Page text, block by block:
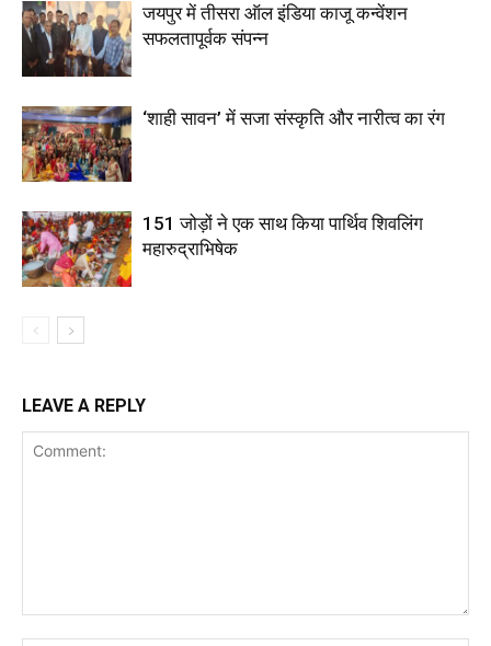
जयपुर में तीसरा ऑल इंडिया काजू कन्वेंशन
सफलतापूर्वक संपन्न
‘शाही सावन’ में सजा संस्कृति और नारीत्व का रंग
151 जोड़ों ने एक साथ किया पार्थिव शिवलिंग
महारुद्राभिषेक
LEAVE A REPLY